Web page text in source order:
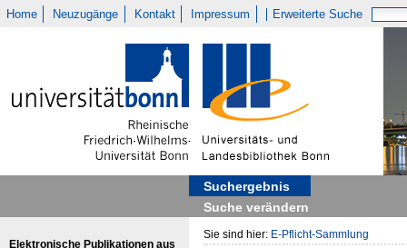
Home Neuzugänge Kontakt Impressum Erweiterte Suche
Suchergebnis
Suche verändern
Elektronische Publikationen aus
Sie sind hier: E-Pflicht-Sammlung